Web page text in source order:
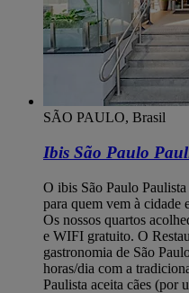
SÃO PAULO, Brasil
Ibis São Paulo
O ibis São Paulo
para quem vem à cidade
Os nossos quartos
e WIFI gratuito. O
gastronomia de São
horas/dia com a
Paulista aceita cães (por